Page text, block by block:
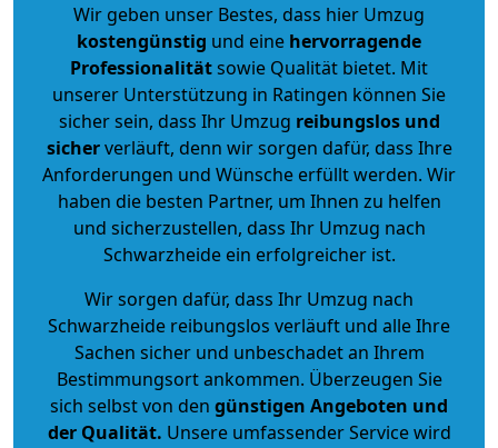
Wir geben unser Bestes, dass hier Umzug
kostengünstig und eine hervorragende
Professionalitätsowie Qualität bietet. Mit
unserer Unterstützung in Ratingen können Sie
sicher sein, dass Ihr Umzug reibungslos und
sicherverläuft, denn wir sorgen dafür, dass Ihre
Anforderungen und Wünsche erfüllt werden. Wir
haben die besten Partner, um Ihnen zu helfen
und sicherzustellen, dass Ihr Umzug nach
Schwarzheide ein erfolgreicher ist.
Wir sorgen dafür, dass Ihr Umzug nach
Schwarzheide reibungslos verläuft und alle Ihre
Sachen sicher und unbeschadet an Ihrem
Bestimmungsort ankommen. Überzeugen Sie
sich selbst von den günstigen Angeboten und
der Qualität. Unsere umfassender Service wird